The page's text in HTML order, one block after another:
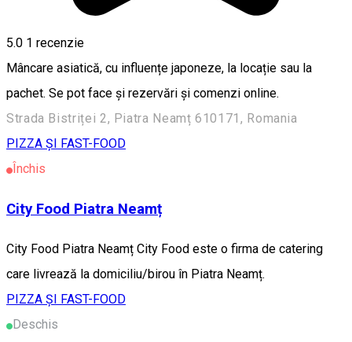
5.0 1 recenzie
Mâncare asiatică, cu influențe japoneze, la locație sau la
pachet. Se pot face și rezervări și comenzi online.
Strada Bistriței 2, Piatra Neamț 610171, Romania
PIZZA ȘI FAST-FOOD
Închis
City Food Piatra Neamț
City Food Piatra Neamț City Food este o firma de catering
care livrează la domiciliu/birou în Piatra Neamț.
PIZZA ȘI FAST-FOOD
Deschis